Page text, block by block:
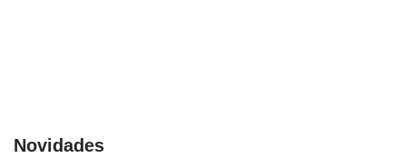
Novidades